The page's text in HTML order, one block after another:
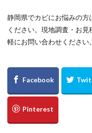
静岡県でカビにお悩みの
ください。現地調査・お
軽にお問い合わせください。